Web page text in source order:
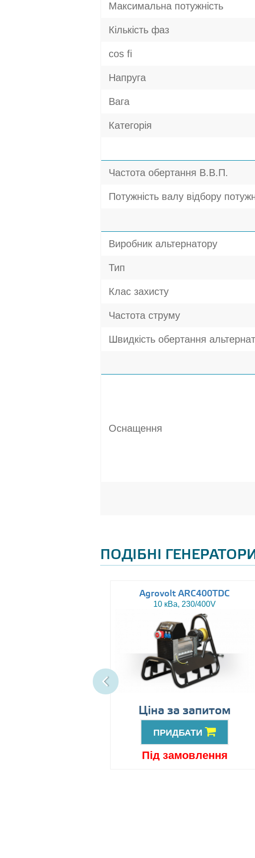
Максимальна потужність
Кількість фаз
cos fi
Напруга
Вага
Категорія
Частота обертання В.В.П.
Потужність валу відбору
Виробник альтернатору
Тип
Клас захисту
Частота струму
Швидкість обертання
Оснащення
ПОДІБНІ
Agrovolt ARC400TDC
10 кВа, 230/400V
Ціна за запитом
ПРИДБАТИ
Під замовлення